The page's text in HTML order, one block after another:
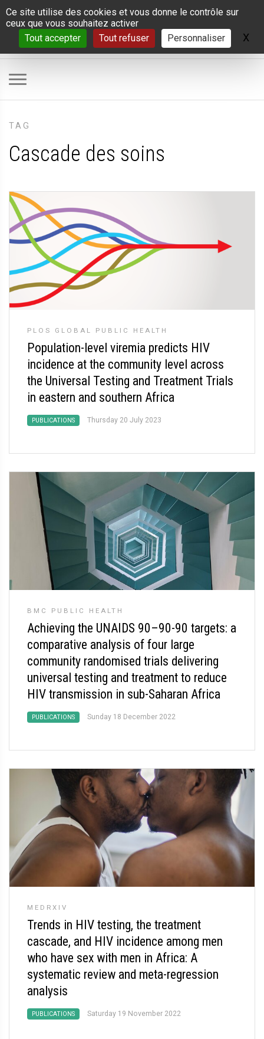
Panneau de gestion des cookies
Ce site utilise des cookies et vous donne le contrôle sur
ceux que vous souhaitez activer
Tout accepter
Tout refuser Personnaliser X
TAG
Cascade des soins
PLOS GLOBAL PUBLIC HEALTH
Population-level viremia predicts HIV
incidence at the community level across
the Universal Testing and Treatment Trials
in eastern and southern Africa
PUBLICATIONS Thursday 20 July 2023
BMC PUBLIC HEALTH
Achieving the UNAIDS 90–90-90 targets: a
comparative analysis of four large
community randomised trials delivering
universal testing and treatment to reduce
HIV transmission in sub-Saharan Africa
PUBLICATIONS Sunday 18 December 2022
MEDRXIV
Trends in HIV testing, the treatment
cascade, and HIV incidence among men
who have sex with men in Africa: A
systematic review and meta-regression
analysis
PUBLICATIONS Saturday 19 November 2022